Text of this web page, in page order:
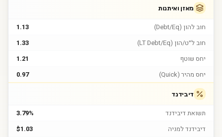
מאזן ואיתנות
חוב להון (Debt/Eq)
1.13
חוב ל״ט/הון (LT Debt/Eq)
1.33
יחס שוטף
1.21
יחס מהיר (Quick)
0.97
דיבידנד
תשואת דיבידנד
3.79%
דיבידנד למניה
$1.03